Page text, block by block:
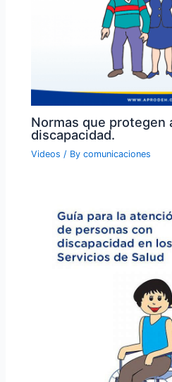
Normas que protegen
discapacidad.
Videos / Bycomunicaciones